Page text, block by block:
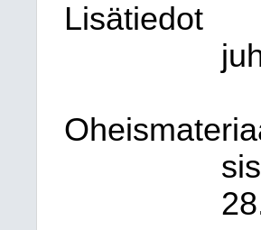
Lisätiedot